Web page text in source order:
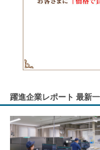
躍進企業レポート 最新